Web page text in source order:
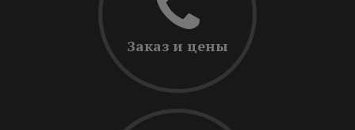
Заказ и цены